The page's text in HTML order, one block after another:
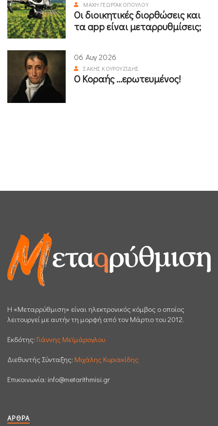
ΜΆΧΗ ΓΕΩΡΓΑΚΟΠΟΎΛΟΥ
Οι διοικητικές διορθώσεις και
τα app είναι μεταρρυθμίσεις;
06 Αυγ 2026
ΣΆΚΗΣ ΚΟΥΡΟΥΖΊΔΗΣ
Ο Κοραής ...ερωτευμένος!
H «Μεταρρύθμιση» είναι ηλεκτρονικός κόμβος ο οποίος
λειτουργεί με αυτήν τη μορφή από τον Μάρτιο του 2012.
Εκδότης: Γιάννης Μεϊμάρογλου
Διεθυντής Σύνταξης: Μιχάλης Κυριακίδης
Επικοινωνία: info@metarithmisi.gr
ΆΡΘΡΑ